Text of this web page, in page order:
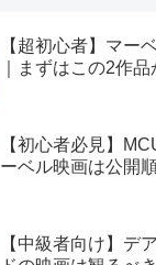
【超初心者】マー
｜まずはこの2作品
【初心者必見】
ーベル映画は公開
【中級者向け】デ